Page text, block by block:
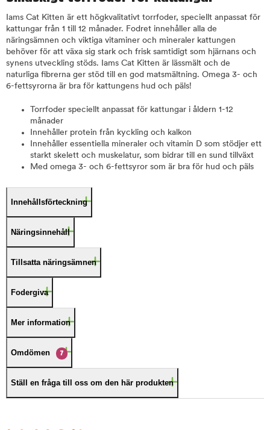
Iams Cat Kitten är ett högkvalitativt torrfoder, speciellt anpassat för
kattungar från 1 till 12 månader. Fodret innehåller alla de
näringsämnen och viktiga vitaminer och mineraler kattungen
behöver för att växa sig stark och frisk samtidigt som hjärnans och
synens utveckling stöds. Iams Cat Kitten är lässmält och de
naturliga fibrerna ger stöd till en god matsmältning. Omega 3- och
6-fettsyrorna är bra för kattungens hud och päls!
Torrfoder speciellt anpassat för kattungar i åldern 1-12
månader
Innehåller protein från kyckling och kalkon
Innehåller essentiella mineraler och vitamin D som stödjer ett
starkt skelett och muskelatur, som bidrar till en sund tillväxt
Med omega 3- och 6-fettsyror som är bra för hud och päls
Innehållsförteckning
Näringsinnehåll
Tillsatta näringsämnen
Fodergiva
Mer information
Omdömen 7
Ställ en fråga till oss om den här produkten